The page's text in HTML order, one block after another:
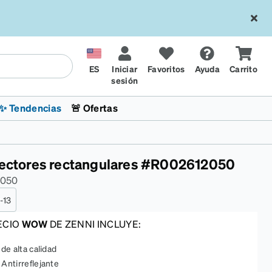
ES
Iniciar
sesión
Favoritos Ayuda Carrito
Tendencias
🚨 Ofertas
rectangulares#R002612050
13
WOW DE ZENNI INCLUYE:
alta calidad
Antirreflejante